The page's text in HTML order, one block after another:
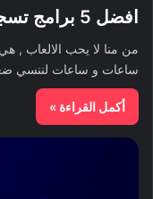
افضل 5 برامج تسجيل الالعاب علي الكمبيوتر مجاناً
من منا لا يحب الالعاب ,
ساعات و ساعات لننسي
أكمل القراءة »